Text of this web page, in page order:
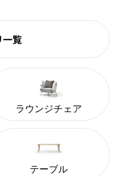
一覧
ラウンジチェア
テーブル